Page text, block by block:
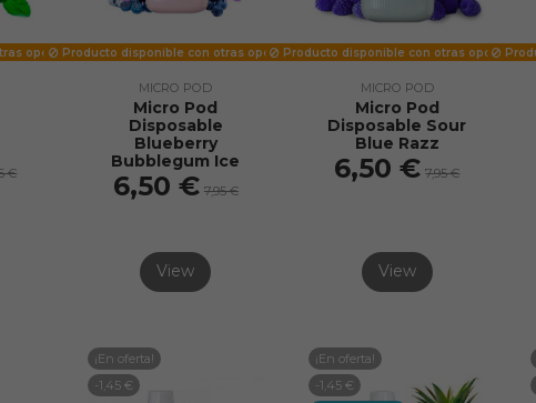
opciones
€
Producto disponible con otras opciones
MICRO POD
Micro Pod
Disposable
Blueberry
Bubblegum Ice
6,50 € 7,95 €
View
Producto disponible con otras opciones
MICRO POD
Micro Pod
Disposable Sour
Blue Razz
6,50 € 7,95 €
View
¡En oferta!
-1,45 €
¡En oferta!
-1,45 €